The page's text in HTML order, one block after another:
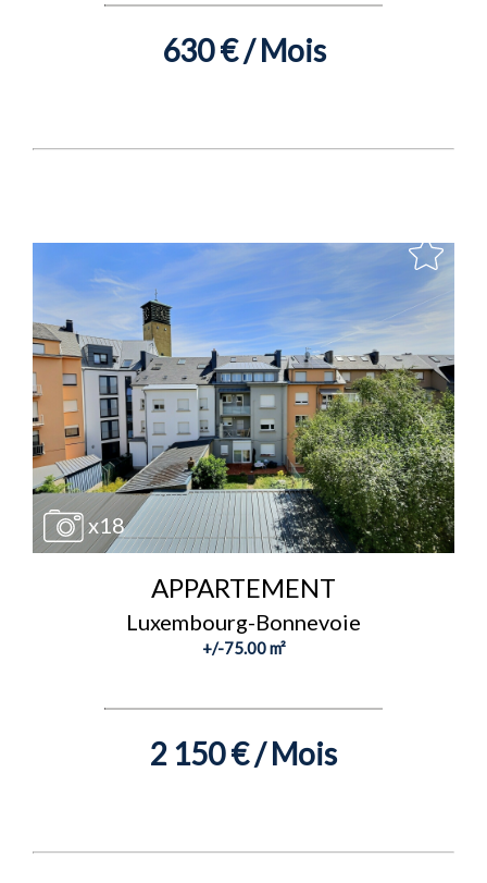
630 € / Mois
x18
APPARTEMENT
Luxembourg-Bonnevoie
+/-75.00 m²
2 150 € / Mois